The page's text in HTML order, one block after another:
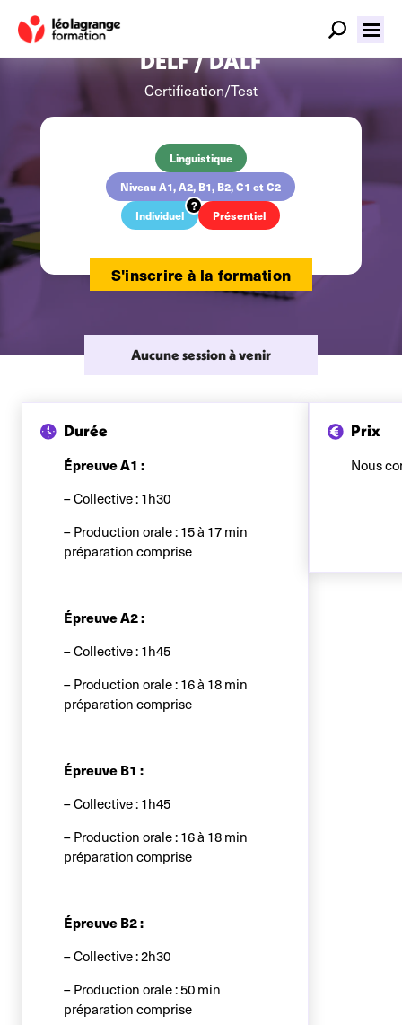
DELF / DALF
Certification/Test
Linguistique
Niveau A1, A2, B1, B2, C1 et C2
Individuel
Présentiel
S'inscrire à la formation
Aucune session à venir
Durée
Épreuve A1 :
– Collective : 1h30
– Production orale : 15 à 17 min
préparation comprise
Épreuve A2 :
– Collective : 1h45
– Production orale : 16 à 18 min
préparation comprise
Épreuve B1 :
– Collective : 1h45
– Production orale : 16 à 18 min
préparation comprise
Épreuve B2 :
– Collective : 2h30
– Production orale : 50 min
préparation comprise
Prix
Nous